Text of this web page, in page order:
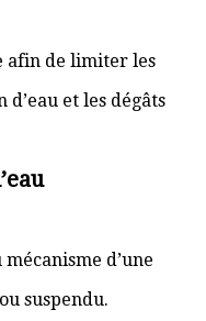
afin de limiter les
et les dégâts
d’une
suspendu.